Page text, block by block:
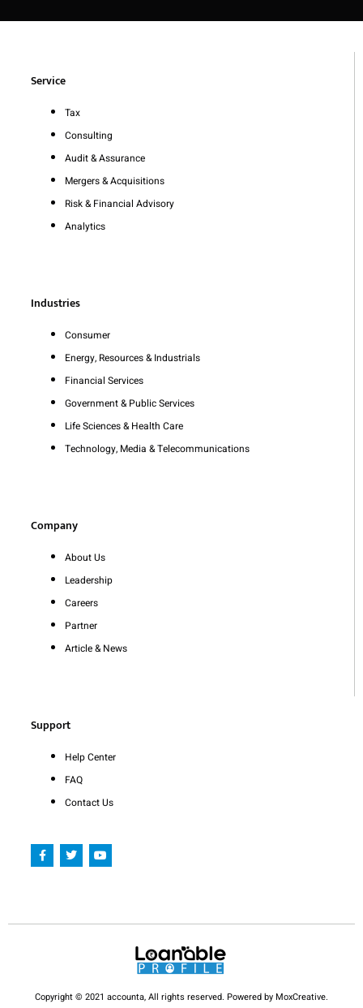
Service
Tax
Consulting
Audit & Assurance
Mergers & Acquisitions
Risk & Financial Advisory
Analytics
Industries
Consumer
Energy, Resources & Industrials
Financial Services
Government & Public Services
Life Sciences & Health Care
Technology, Media & Telecommunications
Company
About Us
Leadership
Careers
Partner
Article & News
Support
Help Center
FAQ
Contact Us
F
a
c
k
T
w
i
Y
o
u
Copyright © 2021 accounta, All rights reserved. Powered by MoxCreative.